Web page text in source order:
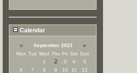
Calendar
« September 2021 »
Mon Tue Wed Thu Fri Sat Sun
1
2 3 4
5
6
7 8 9 10 11
12